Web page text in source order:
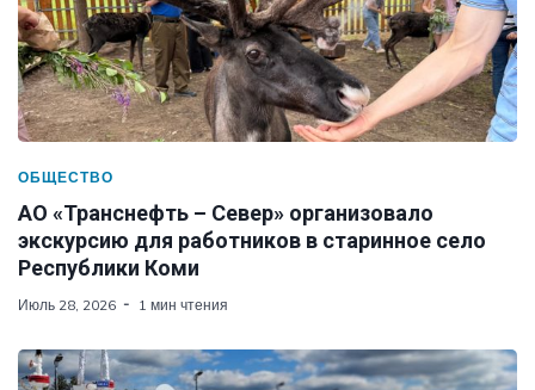
ОБЩЕСТВО
АО «Транснефть – Север» организовало
экскурсию для работников в старинное село
Республики Коми
Июль 28, 2026 1 мин чтения